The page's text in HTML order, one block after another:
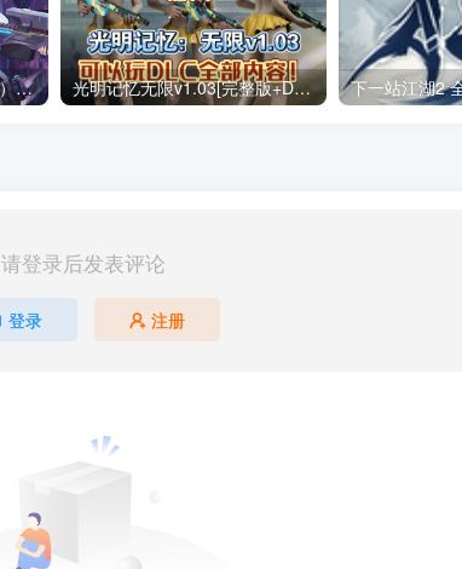
战魂铭人 v3.4.0（无限内购）Steam移植 仙宫失序，裁决降临两名新英雄，来自仙宫城！道具羁绊系统上线！ 光明记忆无限v1.03[完整版+DLC+mod版]Steam移植
请登录后发表评论
登录 注册